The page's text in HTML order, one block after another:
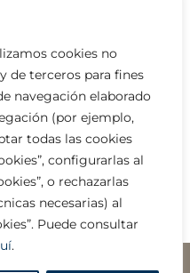
cookies no
de terceros para fines
navegación elaborado
(por ejemplo,
todas las cookies
configurarlas al
o rechazarlas
necesarias) al
Puede consultar
.
NEWSLETTERS